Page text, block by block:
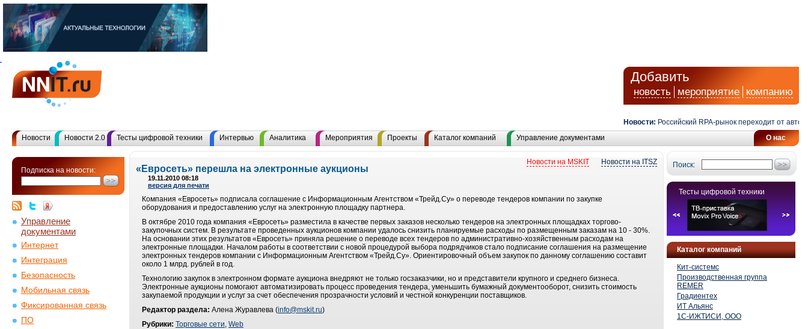
Добавить
новость мероприятие компанию
Новости: Российский RPA-рынок переходит от
О нас
Новости Новости 2.0 Тесты цифровой техники Интервью Аналитика Мероприятия Проекты Каталог компаний Управление документами
Подписка на новости:
Управление
документами
Интернет
Интеграция
Безопасность
Мобильная связь
Фиксированная связь
ПО
Поиск:
Тесты цифровой техники
Каталог компаний
Кит-системс
Производственная группа
REMER
Градиентех
ИТ Альянс
1С-ИЖТИСИ, ООО
Новости на ITSZ
Новости на MSKIT
«Евросеть» перешла на электронные аукционы
19.11.2010 08:18
версия для печати
Компания «Евросеть» подписала соглашение с Информационным Агентством «Трейд.Су» о переводе тендеров компании по закупке
оборудования и предоставлению услуг на электронную площадку партнера.
В октябре 2010 года компания «Евросеть» разместила в качестве первых заказов несколько тендеров на электронных площадках торгово-
закупочных систем. В результате проведенных аукционов компании удалось снизить планируемые расходы по размещенным заказам на 10 - 30%.
На основании этих результатов «Евросеть» приняла решение о переводе всех тендеров по административно-хозяйственным расходам на
электронные площадки. Началом работы в соответствии с новой процедурой выбора подрядчиков стало подписание соглашения на размещение
электронных тендеров компании с Информационным Агентством «Трейд.Су». Ориентировочный объем закупок по данному соглашению составит
около 1 млрд. рублей в год.
Технологию закупок в электронном формате аукциона внедряют не только госзаказчики, но и представители крупного и среднего бизнеса.
Электронные аукционы помогают автоматизировать процесс проведения тендера, уменьшить бумажный документооборот, снизить стоимость
закупаемой продукции и услуг за счет обеспечения прозрачности условий и честной конкуренции поставщиков.
Редактор раздела: Алена Журавлева (info@mskit.ru)
Рубрики: Торговые сети, Web